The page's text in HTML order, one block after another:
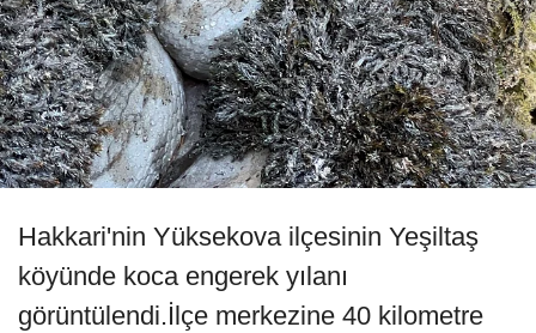
Hakkari'nin Yüksekova ilçesinin Yeşiltaş
köyünde koca engerek yılanı
görüntülendi.İlçe merkezine 40 kilometre